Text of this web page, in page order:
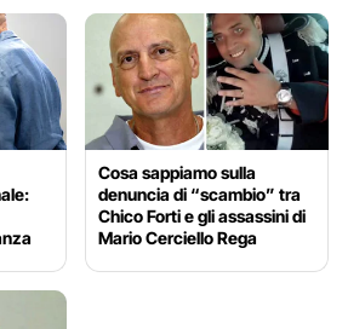
Cosa sappiamo sulla
denuncia di “scambio” tra
Chico Forti e gli assassini di
Mario Cerciello Rega